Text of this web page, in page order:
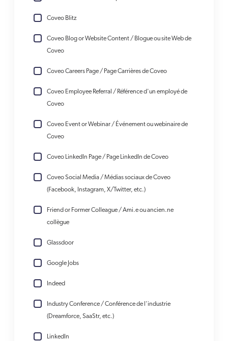
Coveo Blitz
Coveo Blog or Website Content / Blogue ou site Web de
Coveo
Coveo Careers Page / Page Carrières de Coveo
Coveo Employee Referral / Référence d'un employé de
Coveo
Coveo Event or Webinar / Événement ou webinaire de
Coveo
Coveo LinkedIn Page / Page LinkedIn de Coveo
Coveo Social Media / Médias sociaux de Coveo
(Facebook, Instagram, X/Twitter, etc.)
Friend or Former Colleague / Ami.e ou ancien.ne
collègue
Glassdoor
Google Jobs
Indeed
Industry Conference / Conférence de l'industrie
(Dreamforce, SaaStr, etc.)
LinkedIn